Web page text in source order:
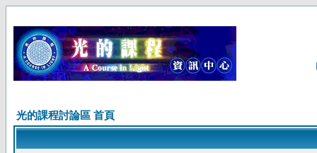
光的課程討論區 首頁